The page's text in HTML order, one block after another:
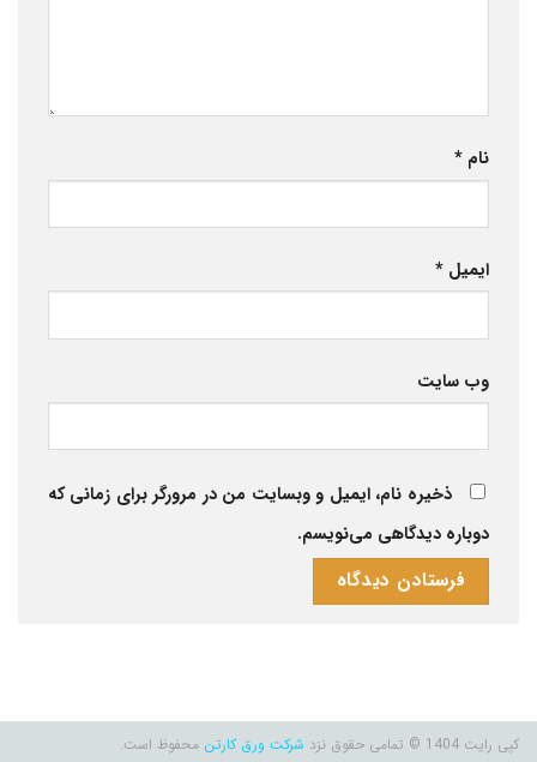
نام *
ایمیل *
وب‌ سایت
ذخیره نام، ایمیل و وبسایت من در مرورگر برای زمانی که
دوباره دیدگاهی می‌نویسم.
کپی رایت 1404 © تمامی حقوق نزد شرکت ورق کارتن محفوظ است.